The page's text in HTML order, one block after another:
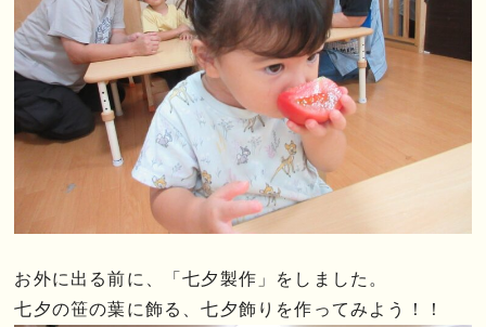
お外に出る前に、「七夕製作」をしました。
七夕の笹の葉に飾る、七夕飾りを作ってみよう！！